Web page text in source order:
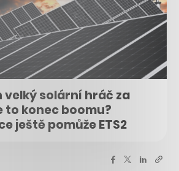
velký solární hráč za
to konec boomu?
ještě pomůže ETS2